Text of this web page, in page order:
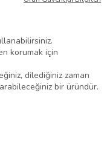
korumak için
dilediğiniz zaman
bir üründür.